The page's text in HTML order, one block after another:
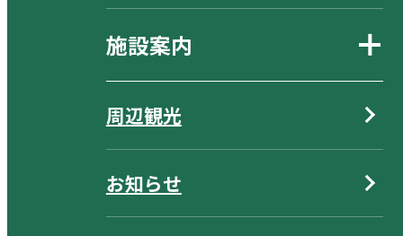
施設案内
周辺観光
お知らせ